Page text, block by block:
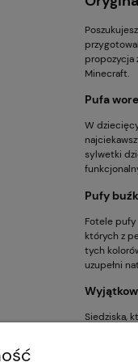
propozycja
Minecraft.
Pufa
W
sylwetki
Pufy
Fotele
których z
tych
uzupełni
Siedziska,